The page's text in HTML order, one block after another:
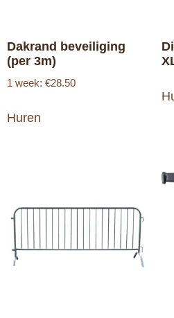
Dakrand beveiliging
(per 3m)
1 week: €28.50
Huren